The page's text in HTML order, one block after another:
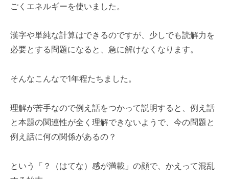
ごくエネルギーを使いました。
漢字や単純な計算はできるのですが、少しでも読解力を
必要とする問題になると、急に解けなくなります。
そんなこんなで1年程たちました。
理解が苦手なので例え話をつかって説明すると、例え話
と本題の関連性が全く理解できないようで、今の問題と
例え話に何の関係があるの？
という「？（はてな）感が満載」の顔で、かえって混乱